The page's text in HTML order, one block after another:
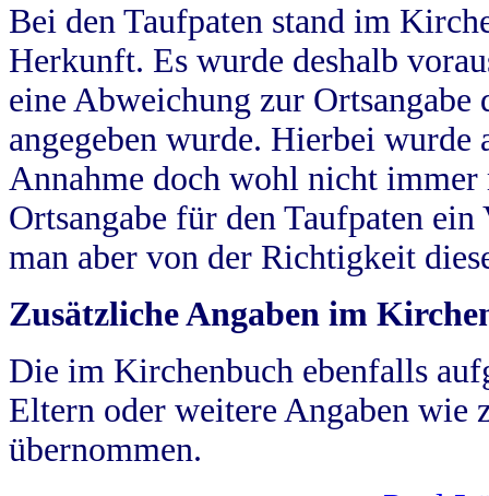
Bei den Taufpaten stand im
Herkunft. Es wurde deshalb
eine Abweichung zur
angegeben wurde. Hierbei wurde
Annahme doch wohl nicht
Ortsangabe für den Taufpaten
man aber von der Richtigkeit
Zusätzliche Angaben im
Die im Kirchenbuch ebenfalls
Eltern oder weitere Angaben wie
übernommen.